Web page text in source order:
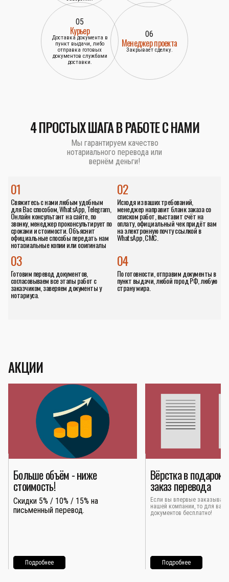
05
Курьер
Доставка документа в
пункт выдачи, либо
отправка готовых
документов службами
доставки.
06
Менеджер проекта
Закрывает сделку.
4 ПРОСТЫХ ШАГА В РАБОТЕ С НАМИ
Мы гарантируем качество
нотариального перевода или
вернём деньги!
01
Свяжитесь с нами любым удобным
для Вас способом, WhatsApp, Telegram,
Онлайн консультант на сайте, по
звонку, менеджер проконсультирует по
сроками и стоимости. Объяснит
официальные способы передать нам
нотариальные копии или оригиналы
02
Исходя из ваших требований,
менеджер направит бланк заказа со
списком работ, выставит счёт на
оплату, официальный чек придёт вам
на электронную почту ссылкой в
WhatsApp, СМС.
04
По готовности, отправим документы в
пункт выдачи, любой город РФ, любую
страну мира.
03
Готовим перевод документов,
согласовываем все этапы работ с
заказчиком, заверяем документы у
нотариуса.
АКЦИИ
Больше объём - ниже
стоимость!
Скидки 5% / 10% / 15% на
письменный перевод.
Подробнее
Вёрстка в подарок
заказ перевода
Если вы впервые
нашей компании, то для вас
документов бесплатно!
Подробнее